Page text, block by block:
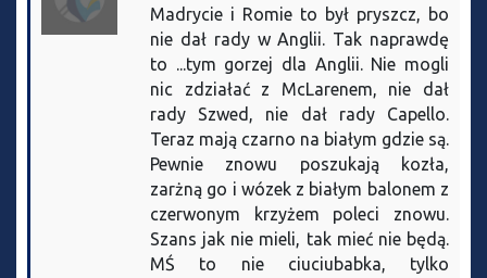
Madrycie i Romie to był pryszcz, bo
nie dał rady w Anglii. Tak naprawdę
to ...tym gorzej dla Anglii. Nie mogli
nic zdziałać z McLarenem, nie dał
rady Szwed, nie dał rady Capello.
Teraz mają czarno na białym gdzie są.
Pewnie znowu poszukają kozła,
zarżną go i wózek z białym balonem z
czerwonym krzyżem poleci znowu.
Szans jak nie mieli, tak mieć nie będą.
MŚ to nie ciuciubabka, tylko